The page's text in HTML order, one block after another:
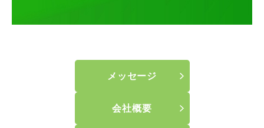
メッセージ
会社概要